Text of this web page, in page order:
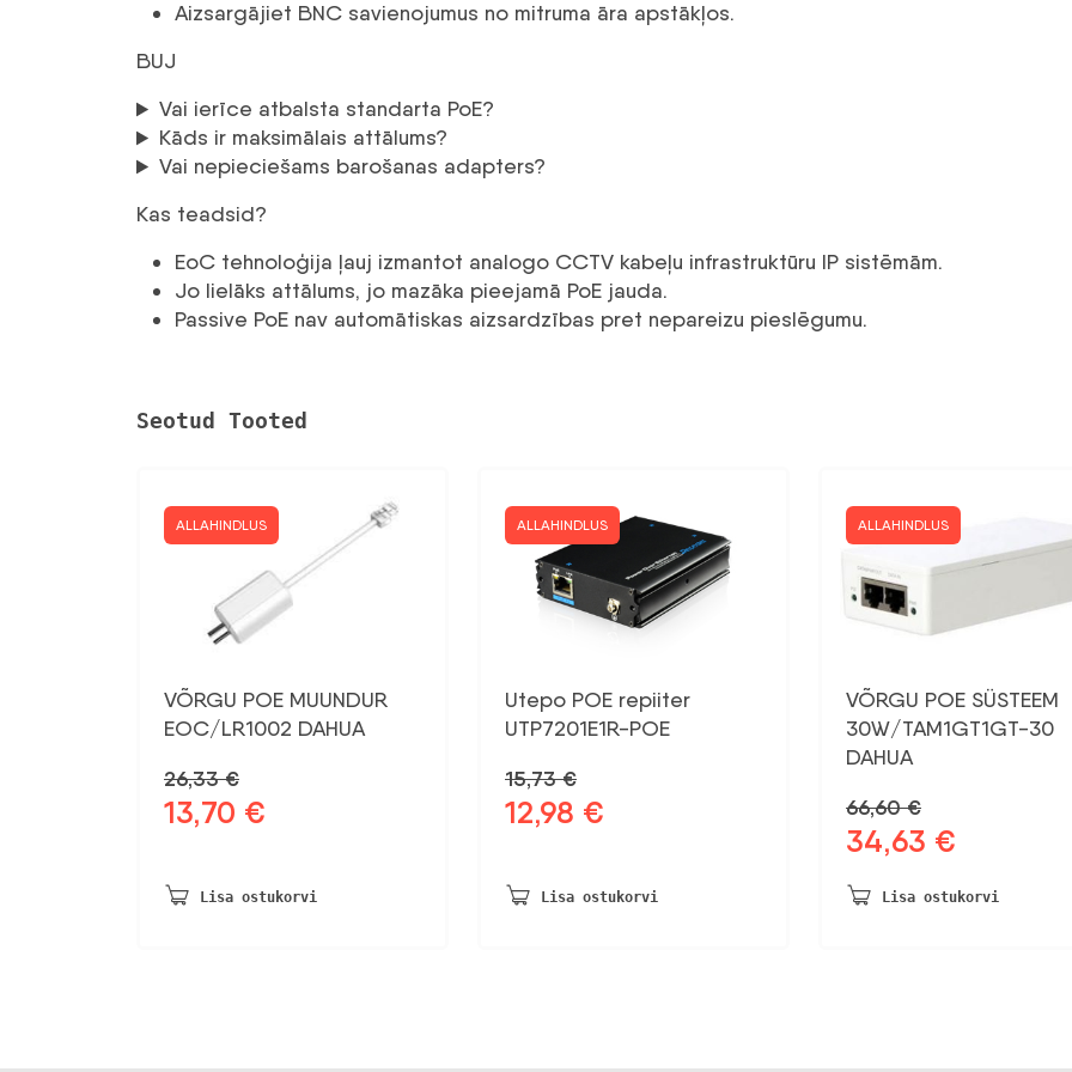
Aizsargājiet BNC savienojumus no mitruma āra apstākļos.
BUJ
Vai ierīce atbalsta standarta PoE?
Kāds ir maksimālais attālums?
Vai nepieciešams barošanas adapters?
Kas teadsid?
EoC tehnoloģija ļauj izmantot analogo CCTV kabeļu infrastruktūru IP sistēmām.
Jo lielāks attālums, jo mazāka pieejamā PoE jauda.
Passive PoE nav automātiskas aizsardzības pret nepareizu pieslēgumu.
Seotud Tooted
ALLAHINDLUS
VÕRGU POE MUUNDUR
EOC/LR1002 DAHUA
26,33€
Algne
26,33 €.
13,70 €
13,70 €.
Lisa ostukorvi
ALLAHINDLUS
Utepo POE repiiter
UTP7201E1R-POE
15,73€
Algne
15,73 €.
12,98 €
12,98 €.
Lisa ostukorvi
ALLAHINDLUS
VÕRGU POE SÜSTEEM
30W/TAM1GT1GT-30
DAHUA
66,60€
Algne
oli:
34,63 €
on:
Lisa ostukorvi